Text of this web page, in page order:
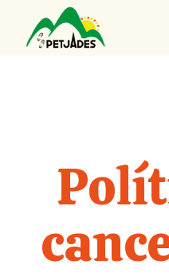
content